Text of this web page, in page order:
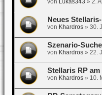
von Lukas343 » 2.
Neues
von Khardros» 30.
Szenario-
von Khardros» 22.
Stellaris RP
von Khardros» 10.